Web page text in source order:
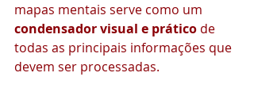
mapas mentais serve como um
condensador visual e prático de
todas as principais informações que
devem ser processadas.